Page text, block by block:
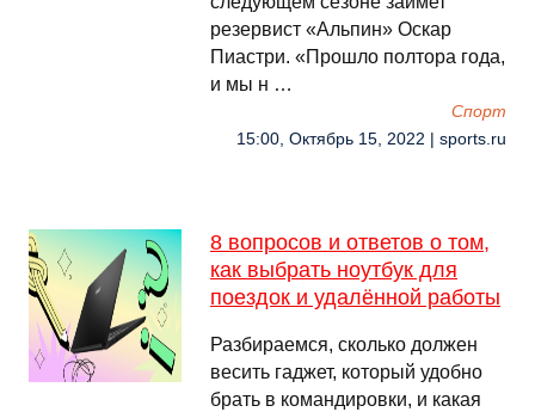
резервист «Альпин» Оскар
Пиастри. «Прошло полтора года,
и мы н …
Спорт
15:00, Октябрь 15, 2022 | sports.ru
8 вопросов и ответов о том,
как выбрать ноутбук для
поездок и удалённой работы
Разбираемся, сколько должен
весить гаджет, который удобно
брать в командировки, и какая